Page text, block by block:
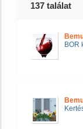
137 találat
BOR